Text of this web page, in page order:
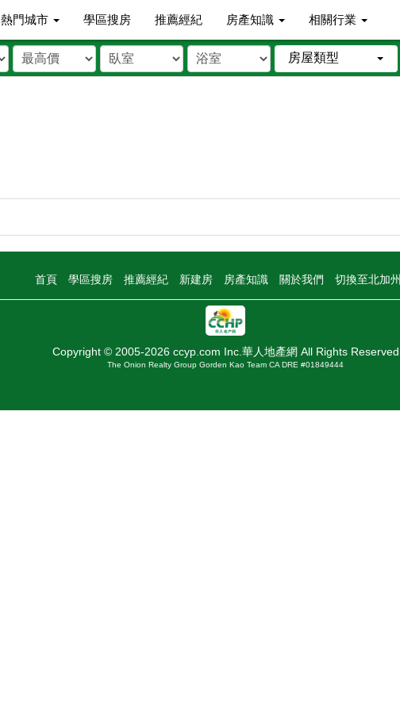
熱門城市 學區搜房 推薦經紀 房產知識 相關行業
房屋類型
首頁 學區搜房 推薦經紀 新建房 房產知識 關於我們 切換至北加州
Copyright © 2005-2026 ccyp.com Inc.華人地產網 All Rights Reserved
The Onion Realty Group Gorden Kao Team CA DRE #01849444